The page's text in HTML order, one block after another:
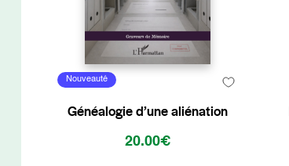
Nouveauté
Généalogie d’une aliénation
20.00€